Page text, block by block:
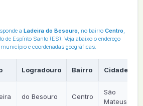
a Ladeira do Besouro, no bairro Centro,
de Espírito Santo (ES). Veja abaixo o endereço
e coordenadas geográficas.
Logradouro Bairro Cidade
do Besouro Centro
São
Mateus